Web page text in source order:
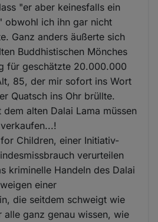
"er aber keinesfalls ein
obwohl ich ihn gar nicht
Ganz anders äußerte sich
Buddhistischen Mönches
für geschätzte 20.000.000
85, der mir sofort ins Wort
Quatsch ins Ohr brüllte.
alten Dalai Lama müssen
Children, einer Initiativ-
verurteilen
kriminelle Handeln des Dalai
einer
die seitdem schweigt wie
alle ganz genau wissen, wie